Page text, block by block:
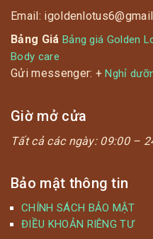
Email:
Bảng Giá Bảng giá Golden
Body care
Gửi messenger: +Nghỉ
Giờ mở cửa
Tất cả các ngày: 09:00 –
Bảo mật thông tin
CHÍNH SÁCH BẢO MẬT
ĐIỀU KHOẢN RIÊNG TƯ